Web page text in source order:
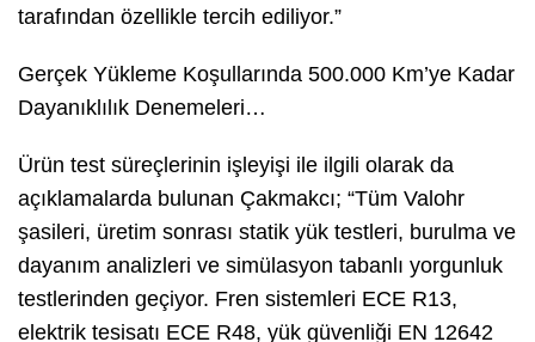
tarafından özellikle tercih ediliyor.”
Gerçek Yükleme Koşullarında 500.000 Km’ye Kadar
Dayanıklılık Denemeleri…
Ürün test süreçlerinin işleyişi ile ilgili olarak da
açıklamalarda bulunan Çakmakcı; “Tüm Valohr
şasileri, üretim sonrası statik yük testleri, burulma ve
dayanım analizleri ve simülasyon tabanlı yorgunluk
testlerinden geçiyor. Fren sistemleri ECE R13,
elektrik tesisatı ECE R48, yük güvenliği EN 12642